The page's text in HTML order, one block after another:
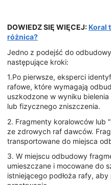
DOWIEDZ SIĘ WIĘCEJ:Koral
różnica?
Jedno z podejść do
następujące kroki:
1.Po pierwsze, eksperci
rafowe, które wymagają
uszkodzone w wyniku
lub fizycznego zniszczenia.
2. Fragmenty koralowców lub
ze zdrowych raf dawców.
transportowane do miejsca
3. W miejscu odbudowy
umieszczane i mocowane do
istniejącego podłoża rafy,